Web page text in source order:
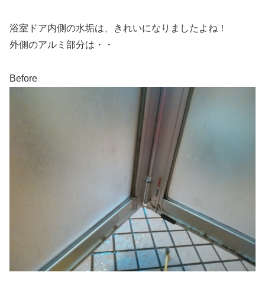
浴室ドア内側の水垢は、きれいになりましたよね！
外側のアルミ部分は・・
Before